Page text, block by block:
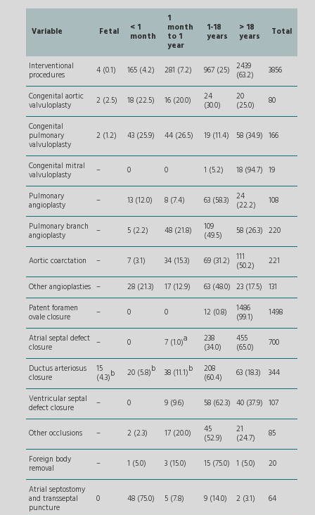
Variable Fetal < 1
month
1
month
to 1
year
1-18
years
> 18
years Total
Interventional
procedures 4 (0.1) 165 (4.2) 281 (7.2) 967 (25) 2439
(63.2) 3856
Congenital aortic
valvuloplasty 2 (2.5) 18 (22.5) 16 (20.0) 24
(30.0)
20
(25.0) 80
Congenital
pulmonary
valvuloplasty
2 (1.2) 43 (25.9) 44 (26.5) 19 (11.4) 58 (34.9) 166
Congenital mitral
valvuloplasty – 0 0 1 (5.2) 18 (94.7) 19
Pulmonary
angioplasty – 13 (12.0) 8 (7.4) 63 (58.3) 24
(22.2) 108
Pulmonary branch
angioplasty – 5 (2.2) 48 (21.8) 109
(49.5) 58 (26.3) 220
Aortic coarctation – 7 (3.1) 34 (15.3) 69 (31.2) 111
(50.2) 221
Other angioplasties – 28 (21.3) 17 (12.9) 63 (48.0) 23 (17.5) 131
Patent foramen
ovale closure – 0 0 12 (0.8) 1486
(99.1) 1498
Atrial septal defect
closure – 0 7 (1.0)a 238
(34.0)
455
(65.0) 700
Ductus arteriosus
closure
15
(4.3)b 20 (5.8)b 38 (11.1)b 208
(60.4) 63 (18.3) 344
Ventricular septal
defect closure – 0 9 (9.6) 58 (62.3) 40 (37.9) 107
Other occlusions – 2 (2.3) 17 (20.0) 45
(52.9)
21
(24.7) 85
Foreign body
removal – 1 (5.0) 3 (15.0) 15 (75.0) 1 (5.0) 20
Atrial septostomy
and transseptal
puncture
0 48 (75.0) 5 (7.8) 9 (14.0) 2 (3.1) 64